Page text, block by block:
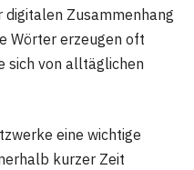
Zusammenhang
Wörter erzeugen oft
sich von alltäglichen
eine wichtige
kurzer Zeit